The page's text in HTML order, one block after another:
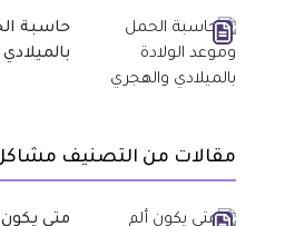
حاسبة
مقالات من التصنيف
متى